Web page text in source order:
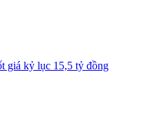
giá kỷ lục 15,5 tỷ đồng